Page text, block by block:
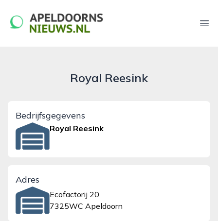
apeldoornsnieuws.nl
Royal Reesink
Bedrijfsgegevens
Royal Reesink
Adres
Ecofactorij 20
7325WC Apeldoorn